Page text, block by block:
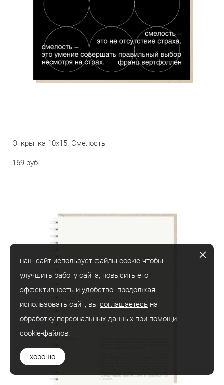
Открытка 10х15. Смелость
169 pуб.
наш сайт использует файлы cookie чтобы
улучшить работу сайта, повысить его
эффективность и удобство. продолжая
использовать сайт, вы соглашаетесь на
обработку персональных данных при помощи
cookie-файлов.
хорошо